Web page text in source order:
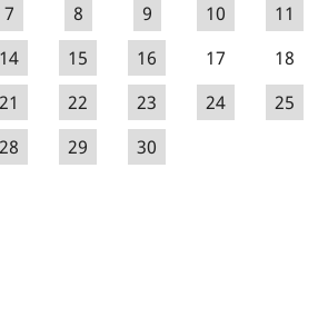
7 8 9 10
11
14 15 16 17
18
21 22 23 24
25
28 29
30